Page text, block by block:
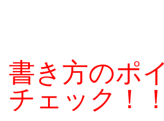
書き方のポ
チェック！！